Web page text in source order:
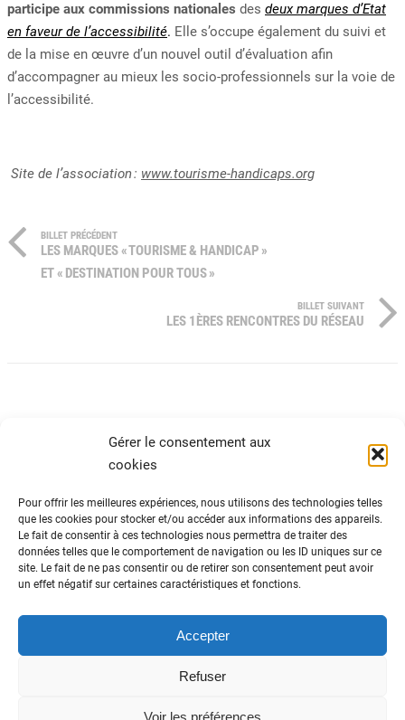
Gérer le consentement aux
cookies
Pour offrir les meilleures expériences, nous utilisons des technologies telles
que les cookies pour stocker et/ou accéder aux informations des appareils.
Le fait de consentir à ces technologies nous permettra de traiter des
données telles que le comportement de navigation ou les ID uniques sur ce
site. Le fait de ne pas consentir ou de retirer son consentement peut avoir
un effet négatif sur certaines caractéristiques et fonctions.
Accepter
Refuser
Voir les préférences
participe aux commissions nationales des deux marques d’Etat
en faveur de l’accessibilité. Elle s’occupe également du suivi et
de a mise en œuvre d’un nouvel outil d’évaluation afin
d’accompagner au mieux les socio-professionnels sur la voie de
l’accessibilité.
Site de l’association : www.tourisme-handicaps.org
BILLET PRÉCÉDENT
LES MARQUES « TOURISME & HANDICAP »
ET « DESTINATION POUR TOUS »
BILLET SUIVANT
LES 1ÈRES RENCONTRES DU RÉSEAU
ADN Tourisme
Fédération nationale des organismes
institutionnels de tourisme
Données personnelles